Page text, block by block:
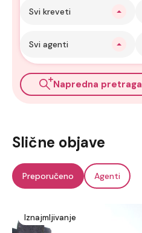
Svi kreveti
Svi agenti
Napredna pretraga
Slične objave
Preporučeno Agenti
Iznajmljivanje